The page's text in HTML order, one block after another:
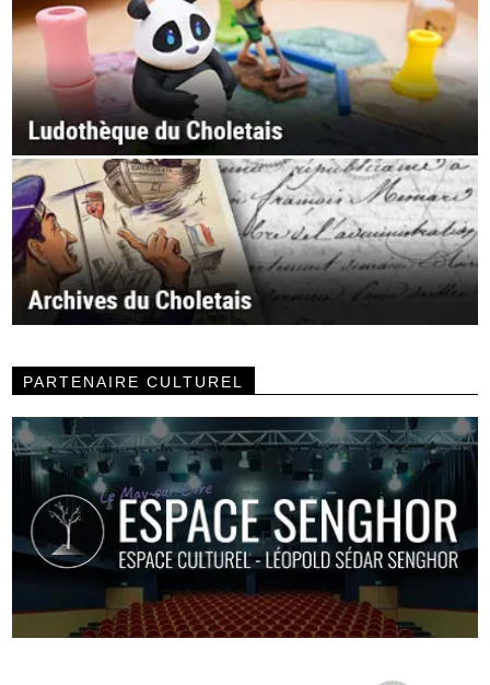
PARTENAIRE CULTUREL